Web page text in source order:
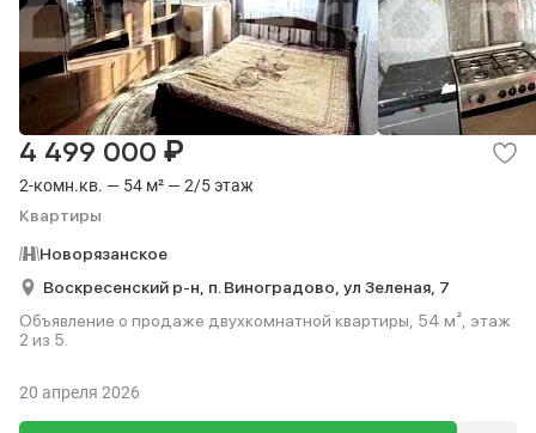
2-комн.кв. — 54 м² — 2/5 этаж
Квартиры
4 499 000 ₽
Новорязанское
Воскресенский р-н, п. Виноградово, ул Зеленая, 7
Объявление о продаже двухкомнатной квартиры, 54 м², этаж
2 из 5.
20 апреля 2026